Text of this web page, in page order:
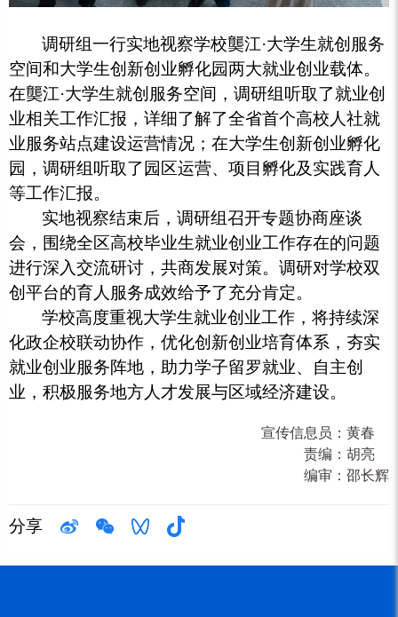
调研组一行实地视察学校龑江·大学生就创服务
空间和大学生创新创业孵化园两大就业创业载体。
在龑江·大学生就创服务空间，调研组听取了就业创
业相关工作汇报，详细了解了全省首个高校人社就
业服务站点建设运营情况；在大学生创新创业孵化
园，调研组听取了园区运营、项目孵化及实践育人
等工作汇报。
实地视察结束后，调研组召开专题协商座谈
会，围绕全区高校毕业生就业创业工作存在的问题
进行深入交流研讨，共商发展对策。调研对学校双
创平台的育人服务成效给予了充分肯定。
学校高度重视大学生就业创业工作，将持续深
化政企校联动协作，优化创新创业培育体系，夯实
就业创业服务阵地，助力学子留罗就业、自主创
业，积极服务地方人才发展与区域经济建设。
宣传信息员： 黄春
责编： 胡亮
编审： 邵长辉
分享